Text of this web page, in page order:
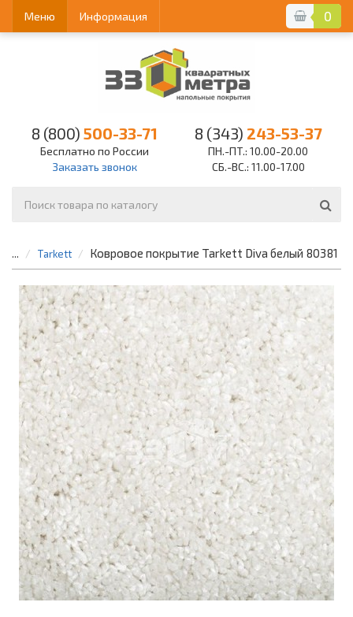
0
Меню Информация
8 (800) 500-33-71
Бесплатно по России
Заказать звонок
8 (343) 243-53-37
ПН.-ПТ.: 10.00-20.00
СБ.-ВС.: 11.00-17.00
... Tarkett Ковровое покрытие Tarkett Diva белый 80381